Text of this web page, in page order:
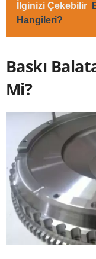
İlginizi Çekebilir
Hangileri?
Baskı
Mi?